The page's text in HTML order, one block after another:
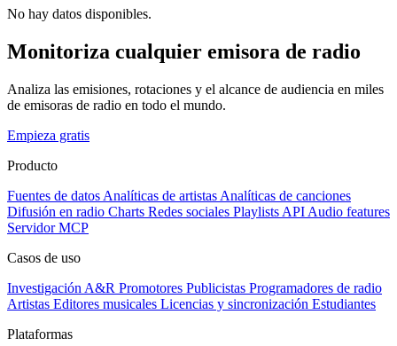
No hay datos disponibles.
Monitoriza cualquier emisora de radio
Analiza las emisiones, rotaciones y el alcance de audiencia en miles
de emisoras de radio en todo el mundo.
Empieza gratis
Producto
Fuentes de datos Analíticas de artistas Analíticas de canciones
Difusión en radio Charts Redes sociales Playlists API Audio features
Servidor MCP
Casos de uso
Investigación A&R Promotores Publicistas Programadores de radio
Artistas Editores musicales Licencias y sincronización Estudiantes
Plataformas